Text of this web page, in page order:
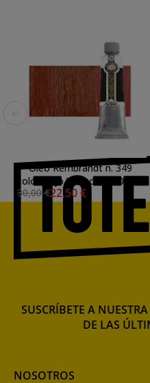
Óleo Rembrandt n. 349
color Rojo Venecia (150 ml.)
S.1
30,00 €22,50 €
NOSOTROS
SUSCRÍBETE A
DE LAS